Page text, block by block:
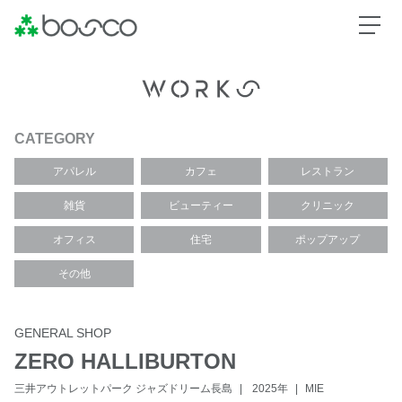
CATEGORY
アパレル カフェ レストラン
雑貨 ビューティー クリニック
オフィス 住宅 ポップアップ
その他
GENERAL SHOP
ZERO HALLIBURTON
三井アウトレットパーク ジャズドリーム長島 2025年 MIE